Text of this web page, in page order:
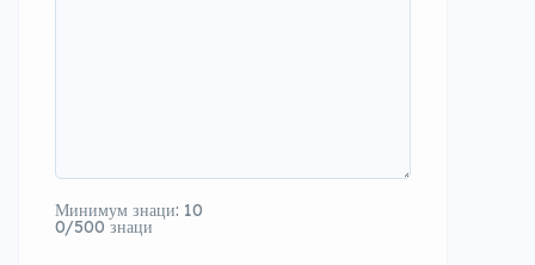
Минимум знаци: 10
0/500 знаци